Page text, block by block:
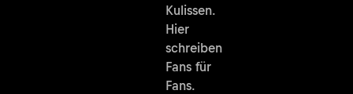
Kulissen.
Hier
schreiben
Fans für
Fans.